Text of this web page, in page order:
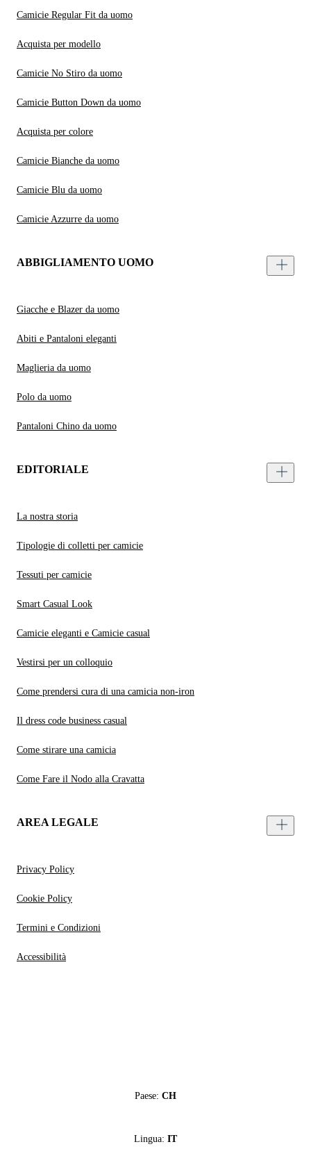
Camicie Regular Fit da uomo
Acquista per modello
Camicie No Stiro da uomo
Camicie Button Down da uomo
Acquista per colore
Camicie Bianche da uomo
Camicie Blu da uomo
Camicie Azzurre da uomo
ABBIGLIAMENTO UOMO
Giacche e Blazer da uomo
Abiti e Pantaloni eleganti
Maglieria da uomo
Polo da uomo
Pantaloni Chino da uomo
EDITORIALE
La nostra storia
Tipologie di colletti per camicie
Tessuti per camicie
Smart Casual Look
Camicie eleganti e Camicie casual
Vestirsi per un colloquio
Come prendersi cura di una camicia non-iron
Il dress code business casual
Come stirare una camicia
Come Fare il Nodo alla Cravatta
AREA LEGALE
Privacy Policy
Cookie Policy
Termini e Condizioni
Accessibilità
Paese: CH
Lingua: IT